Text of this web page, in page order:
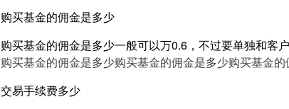
购买基金的佣金是多少
购买基金的佣金是多少一般可以万0.6，不过要单独和客
购买基金的佣金是多少购买基金的佣金是多少购买基金
交易手续费多少